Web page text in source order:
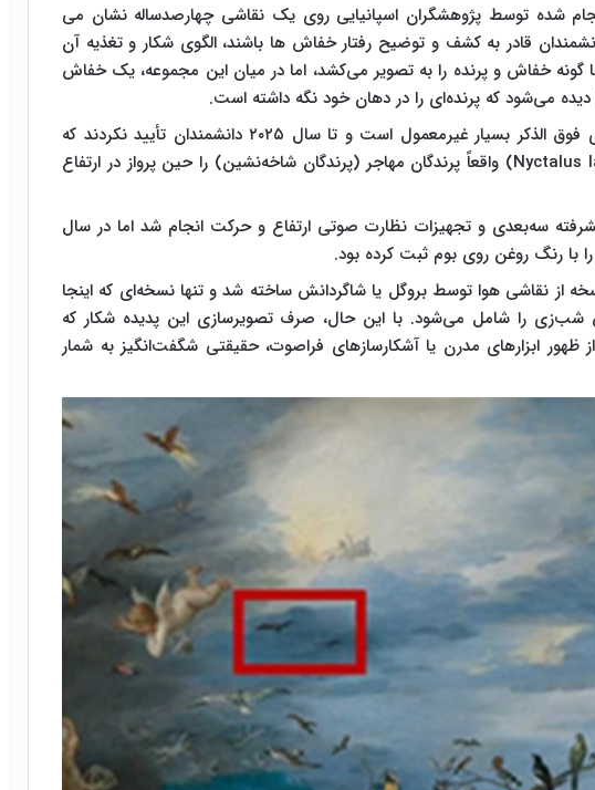
شده توسط پژوهشگران اسپانیایی روی یک نقاشی چهارصدساله نشان می
قادر به کشف و توضیح رفتار خفاش ها باشند، الگوی شکار و تغذیه آن
گونه خفاش و پرنده را به تصویر می‌کشد، اما در میان این مجموعه، یک خفاش
گفتنی است این رفتار برای خفاش های فوق الذکر بسیار غیرمعمول است و تا سال ۲۰۲۵ دانشمندان تأیید نکردند که
خفاش‌های شب‌زی بزرگ (Nyctalus lasiopterus) واقعاً پرندگان مهاجر (پرندگان شاخه‌نشین) را حین پرواز در ارتفاع
سه‌بعدی و تجهیزات نظارت صوتی ارتفاع و حرکت انجام شد اما در سال
از نقاشی هوا توسط بروگل یا شاگردانش ساخته شد و تنها نسخه‌ای که اینجا
را شامل می‌شود. با این حال، صرف تصویرسازی این پدیده شکار که
ابزارهای مدرن یا آشکارسازهای فراصوت، حقیقتی شگفت‌انگیز به شمار